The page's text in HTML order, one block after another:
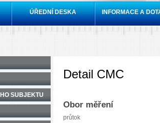
ÚŘEDNÍ DESKA INFORMACE A
Detail CMC
Obor měření
průtok
SUBJEKTU